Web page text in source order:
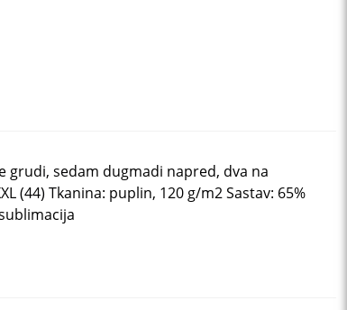
grudi, sedam dugmadi napred, dva na
(44) Tkanina: puplin, 120 g/m2 Sastav: 65%